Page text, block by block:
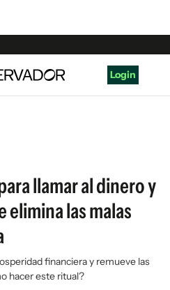
Login
llamar al dinero y
elimina las malas
financiera y remueve las
hacer este ritual?